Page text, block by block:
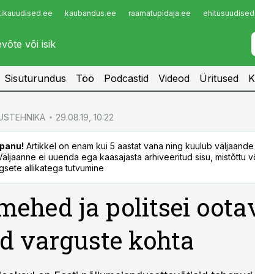
kaubandus.ee raamatupidaja.ee
Infopank
Sisuturundus Töö Podcastid Videod Üritused
29.08.19, 10:22
Artikkel on enam kui 5 aastat vana ning kuulub
ei uuenda ega kaasajasta arhiveeritud sisu, mistõttu
allikatega tutvumine
ja politsei
varguste kohta